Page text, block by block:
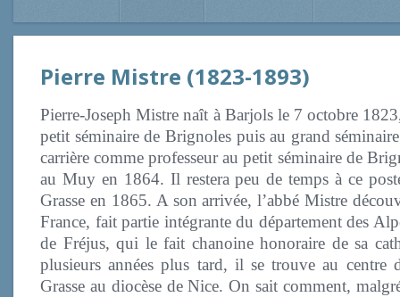
Pierre Mistre (1823-1893)
Pierre-Joseph Mistre naît à Barjols le 7 octobre
petit séminaire de Brignoles puis au grand
carrière comme professeur au petit séminaire de
au Muy en 1864. Il restera peu de temps à ce
Grasse en 1865. A son arrivée, l’abbé Mistre
France, fait partie intégrante du département des
de Fréjus, qui le fait chanoine honoraire de sa
plusieurs années plus tard, il se trouve au centre
Grasse au diocèse de Nice. On sait comment,